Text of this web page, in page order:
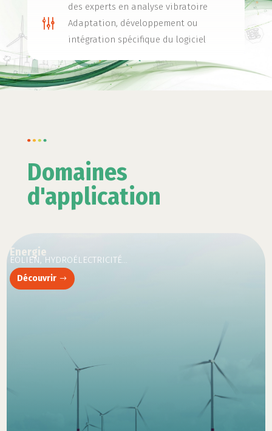
des experts en analyse vibratoire
g
Adaptation, développement ou
intégration spécifique du logiciel
Domaines
d'application
Energie
EOLIEN, HYDROÉLECTRICITÉ…
Découvrir